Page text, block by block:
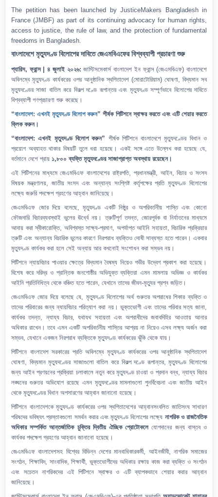
The petition has been launched by JusticeMakers Bangladesh in
France (JMBF) as part of its continuing advocacy for human rights,
access to justice, the rule of law, and the protection of fundamental
freedoms in Bangladesh.
বাংলাদেশে মৃত্যুদণ্ড বিলোপের দাবিতে জেএমবিএফের বিশ্বব্যাপী প্রচারণা শুরু
প্যারিস, ফ্রান্স | ৪ জুলাই ২০২৬: জাস্টিসমেকার্স বাংলাদেশ ইন ফ্রান্স (জেএমবিএফ) বাংলাদেশে
অবিলম্বে মৃত্যুদণ্ড কার্যকরের ওপর আনুষ্ঠানিক স্থগিতাদেশ (মোরাটোরিয়াম) ঘোষণা, বিদ্যমান সব
মৃত্যুদণ্ডের সাজা বাতিল করে বিকল্প দণ্ডে রূপান্তর এবং মৃত্যুদণ্ড সম্পূর্ণভাবে বিলোপের দাবিতে
বিশ্বব্যাপী গণপ্রচারণা শুরু করেছে।
“বাংলাদেশ: এখনই মৃত্যুদণ্ড বিলোপ করুন” শীর্ষক পিটিশনে স্বাক্ষর করতে এবং এটি শেয়ার করতে
ক্লিক করুন।
“বাংলাদেশ: এখনই মৃত্যুদণ্ড বিলোপ করুন” শীর্ষক পিটিশনে বাংলাদেশে মৃত্যুদণ্ডের বিধান ও
প্রয়োগ অব্যাহত থাকার বিষয়টি তুলে ধরা হয়েছে। একই সঙ্গে এতে উল্লেখ করা হয়েছে যে,
বর্তমানে দেশে প্রায় ১,৮০০ ব্যক্তি মৃত্যুদণ্ডের সাজাপ্রাপ্ত অবস্থায় রয়েছেন।
এই পিটিশনের মাধ্যমে জেএমবিএফ বাংলাদেশের রাষ্ট্রপতি, প্রধানমন্ত্রী, আইন, বিচার ও সংসদ
বিষয়ক মন্ত্রণালয়, জাতীয় সংসদ এবং অন্যান্য সংশ্লিষ্ট কর্তৃপক্ষের প্রতি মৃত্যুদণ্ড বিলোপের
লক্ষ্যে জরুরি পদক্ষেপ গ্রহণের আহ্বান জানিয়েছে।
জেএমবিএফ জোর দিয়ে বলেছে, মৃত্যুদণ্ড একটি নিষ্ঠুর ও অপরিবর্তনীয় শাস্তি এবং কোনো
ফৌজদারি বিচারব্যবস্থাই ভুলের ঊর্ধ্বে নয়। ত্রুটিপূর্ণ তদন্ত, জোরপূর্বক বা নির্যাতনের মাধ্যমে
আদায় করা স্বীকারোক্তি, অবিশ্বস্ত সাক্ষ্য-প্রমাণ, অপর্যাপ্ত আইনি সহায়তা, বিচারিক প্রক্রিয়ার
ত্রুটি এবং অন্যান্য বিচারিক ভুলের কারণে নিরপরাধ ব্যক্তিও দোষী সাব্যস্ত হতে পারেন। একবার
মৃত্যুদণ্ড কার্যকর করা হলে সেই অন্যায় আর কখনোই সংশোধন করা সম্ভব নয়।
পিটিশনে ন্যায়বিচার পাওয়ার ক্ষেত্রে বিদ্যমান বৈষম্য নিয়েও গভীর উদ্বেগ প্রকাশ করা হয়েছে।
বিশেষ করে দরিদ্র ও প্রান্তিক জনগোষ্ঠীর অভিযুক্ত ব্যক্তিরা এমন মামলায় অভিজ্ঞ ও কার্যকর
আইনি প্রতিনিধিত্ব থেকে বঞ্চিত হতে পারেন, যেখানে তাদের জীবন-মৃত্যুর প্রশ্ন জড়িত।
জেএমবিএফ জোর দিয়ে বলেছে যে, মৃত্যুদণ্ড বিলোপের অর্থ গুরুতর অপরাধের শিকার ব্যক্তি ও
তাদের পরিবারের জন্য ন্যায়বিচার পরিত্যাগ করা নয়। ভুক্তভোগী এবং তাদের পরিবার সত্য জানা,
কার্যকর তদন্ত, ন্যায্য বিচার, যথাযথ সহায়তা এবং অপরাধীদের জবাবদিহির আওতায় আনার
অধিকার রাখেন। তবে এমন একটি অপরিবর্তনীয় শাস্তির আশ্রয় না নিয়েও এসব লক্ষ্য অর্জন করা
সম্ভব, যেখানে একজন নিরপরাধ ব্যক্তিকে মৃত্যুদণ্ড কার্যকরের ঝুঁকি থেকে যায়।
পিটিশনে বাংলাদেশ সরকারের প্রতি অবিলম্বে মৃত্যুদণ্ড কার্যকরের ওপর আনুষ্ঠানিক স্থগিতাদেশ
ঘোষণা, বিদ্যমান মৃত্যুদণ্ডের সাজাগুলো বাতিল করে বিকল্প দণ্ডে রূপান্তর, মৃত্যুদণ্ড বিলোপের
জন্য আইন প্রণয়নের প্রক্রিয়া চলাকালে নতুন করে মৃত্যুদণ্ড চাওয়া ও প্রদান বন্ধ, ন্যায্য বিচার
লঙ্ঘনের গুরুতর অভিযোগ রয়েছে এমন মৃত্যুদণ্ডের মামলাগুলো পুনর্বিবেচনা এবং জাতীয় আইন
থেকে মৃত্যুদণ্ডের বিধান অপসারণের আহ্বান জানানো হয়েছে।
পিটিশনে বাংলাদেশকে মৃত্যুদণ্ড কার্যকরের ওপর স্থগিতাদেশের আহ্বানসংবলিত জাতিসংঘ সাধারণ
পরিষদের ভবিষ্যৎ প্রস্তাবগুলো সমর্থন করার এবং মৃত্যুদণ্ড বিলোপের লক্ষ্যে নাগরিক ও রাজনৈতিক
অধিকার সম্পর্কিত আন্তর্জাতিক চুক্তির দ্বিতীয় ঐচ্ছিক প্রোটোকলে যোগদানের জন্য বাস্তব ও
কার্যকর পদক্ষেপ গ্রহণের আহ্বান জানানো হয়েছে।
জেএমবিএফ বাংলাদেশসহ বিশ্বের বিভিন্ন দেশের মানবাধিকারকর্মী, আইনজীবী, নাগরিক সমাজের
সংগঠন, শিক্ষাবিদ, সাংবাদিক, শিক্ষার্থী, ভুক্তভোগীদের অধিকার রক্ষায় কাজ করা ব্যক্তি ও সংগঠন
এবং সচেতন নাগরিকদের এই পিটিশনে স্বাক্ষর ও এটি ব্যাপকভাবে শেয়ার করার আহ্বান
জানিয়েছে।